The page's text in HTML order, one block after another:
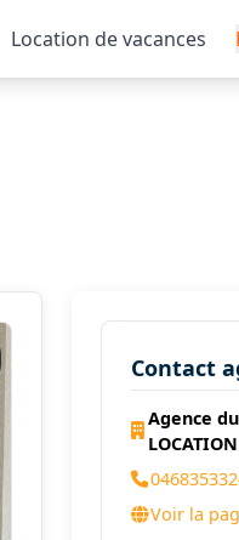
Location de vacances
Contact
Agence
LOCATION
Voir la